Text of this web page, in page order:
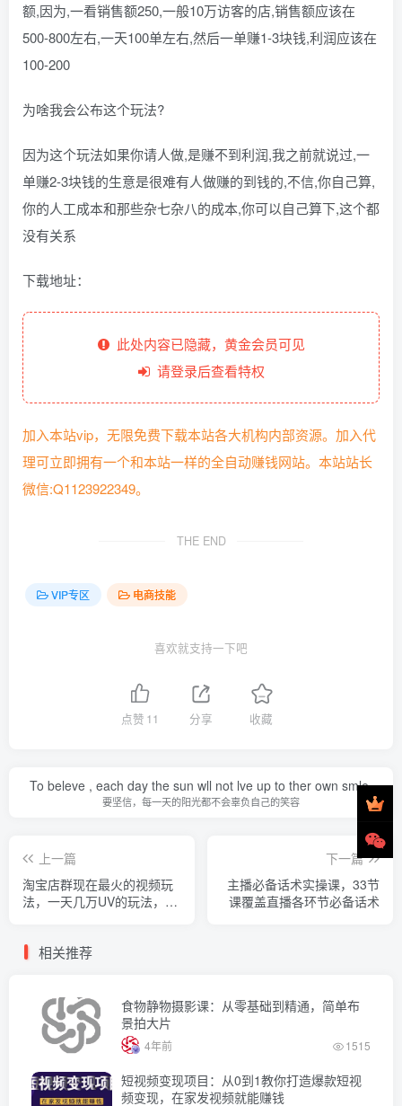
额,因为,一看销售额250,一般10万访客的店,销售额应该在
500-800左右,一天100单左右,然后一单赚1-3块钱,利润应该在
100-200
为啥我会公布这个玩法?
因为这个玩法如果你请人做,是赚不到利润,我之前就说过,一
单赚2-3块钱的生意是很难有人做赚的到钱的,不信,你自己算,
你的人工成本和那些杂七杂八的成本,你可以自己算下,这个都
没有关系
下载地址：
此处内容已隐藏，黄金会员可见
请登录后查看特权
加入本站vip，无限免费下载本站各大机构内部资源。加入代
理可立即拥有一个和本站一样的全自动赚钱网站。本站站长
微信:Q1123922349。
THE END
VIP专区 电商技能
喜欢就支持一下吧
点赞 11 分享 收藏
To beleve , each day the sun wll not lve up to ther own smle.
要坚信，每一天的阳光都不会辜负自己的笑容
上一篇
淘宝店群现在最火的视频玩
法，一天几万UV的玩法，赶
下一篇
主播必备话术实操课，33节
课覆盖直播各环节必备话术
相关推荐
食物静物摄影课：从零基础到精通，简单布
景拍大片
4年前 1515
短视频变现项目：从0到1教你打造爆款短视
频变现，在家发视频就能赚钱